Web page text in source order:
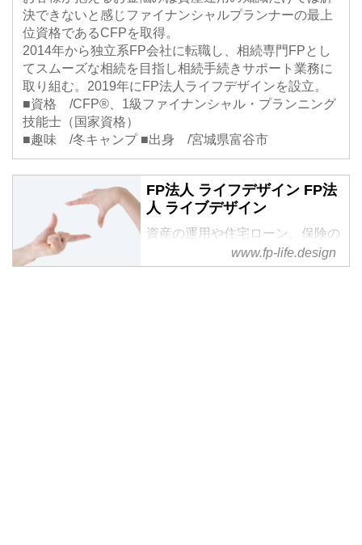
決できないと感じファイナンシャルプランナーの最上
位資格であるCFPを取得。
2014年から独立系FP会社に転職し、相続専門FPとし
てスムーズな相続を目指し相続手続きサポート業務に
取り組む。2019年にFP法人ライフデザインを設立。
■資格 /CFP®、1級ファイナンシャル・プランニング
技能士（国家資格）
■趣味 /冬キャンプ ■出身 /宮城県富谷市
FP法人 ライフデザイン FP法
人 ライブデザイン
資産の運用や住宅ローン、保険の
見直し、相続相談や確定拠出年金
など、お金に関するご相談は東京
www.fp-life.design